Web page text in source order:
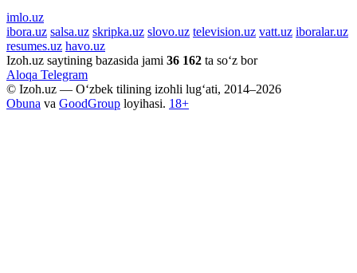
imlo.uz
ibora.uz salsa.uz skripka.uz slovo.uz television.uz vatt.uz iboralar.uz
resumes.uz havo.uz
Izoh.uz saytining bazasida jami 36 162 ta so‘z bor
Aloqa Telegram
© Izoh.uz — O‘zbek tilining izohli lug‘ati, 2014–2026
Obuna va GoodGroup loyihasi. 18+